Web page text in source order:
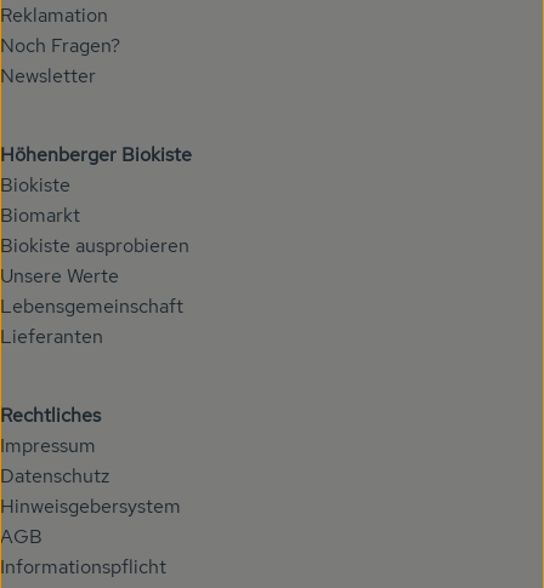
Reklamation
Noch Fragen?
Newsletter
Höhenberger Biokiste
Biokiste
Biomarkt
Biokiste ausprobieren
Unsere Werte
Lebensgemeinschaft
Lieferanten
Rechtliches
Impressum
Datenschutz
Hinweisgebersystem
AGB
Informationspflicht